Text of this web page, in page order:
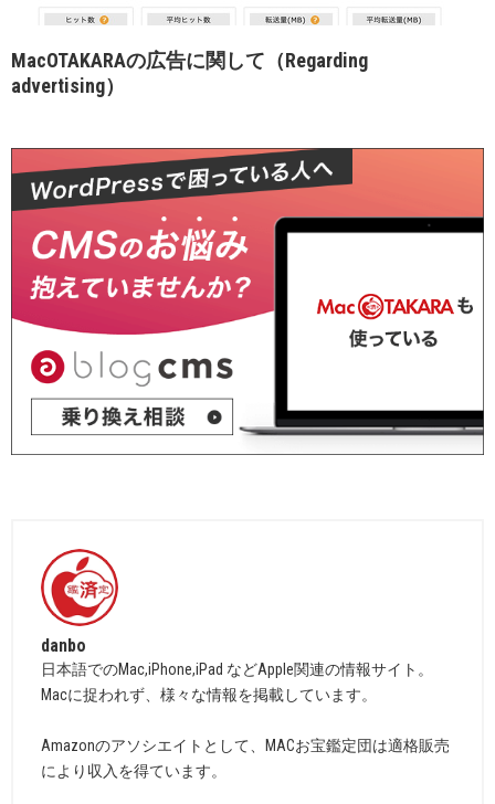
MacOTAKARAの広告に関して（Regarding
advertising）
danbo
日本語でのMac,iPhone,iPad などApple関連の情報サイト。
Macに捉われず、様々な情報を掲載しています。
Amazonのアソシエイトとして、MACお宝鑑定団は適格販売
により収入を得ています。